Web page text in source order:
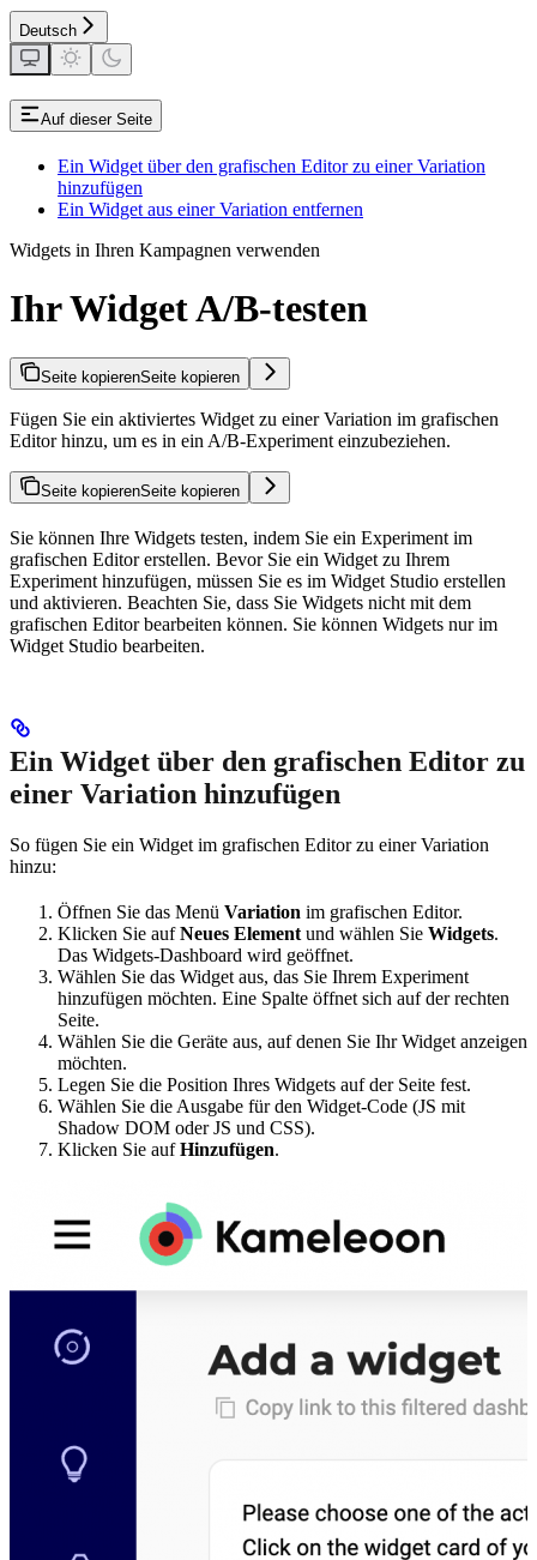
Deutsch
Auf dieser Seite
Ein Widget über den grafischen Editor zu einer Variation
hinzufügen
Ein Widget aus einer Variation entfernen
Widgets in Ihren Kampagnen verwenden
Ihr Widget A/B-testen
Seite kopierenSeite kopieren
Fügen Sie ein aktiviertes Widget zu einer Variation im grafischen
Editor hinzu, um es in ein A/B-Experiment einzubeziehen.
Seite kopierenSeite kopieren
Sie können Ihre Widgets testen, indem Sie ein Experiment im
grafischen Editor erstellen. Bevor Sie ein Widget zu Ihrem
Experiment hinzufügen, müssen Sie es im Widget Studio erstellen
und aktivieren. Beachten Sie, dass Sie Widgets nicht mit dem
grafischen Editor bearbeiten können. Sie können Widgets nur im
Widget Studio bearbeiten.
Ein Widget über den grafischen Editor zu
einer Variation hinzufügen
So fügen Sie ein Widget im grafischen Editor zu einer Variation
hinzu:
Öffnen Sie das Menü Variation im grafischen Editor.
Klicken Sie aufNeues Element und wählen Sie Widgets.
Das Widgets-Dashboard wird geöffnet.
Wählen Sie das Widget aus, das Sie Ihrem Experiment
hinzufügen möchten. Eine Spalte öffnet sich auf der rechten
Seite.
Wählen Sie die Geräte aus, auf denen Sie Ihr Widget anzeigen
möchten.
Legen Sie die Position Ihres Widgets auf der Seite fest.
Wählen Sie die Ausgabe für den Widget-Code (JS mit
Shadow DOM oder JS und CSS).
Klicken Sie aufHinzufügen.